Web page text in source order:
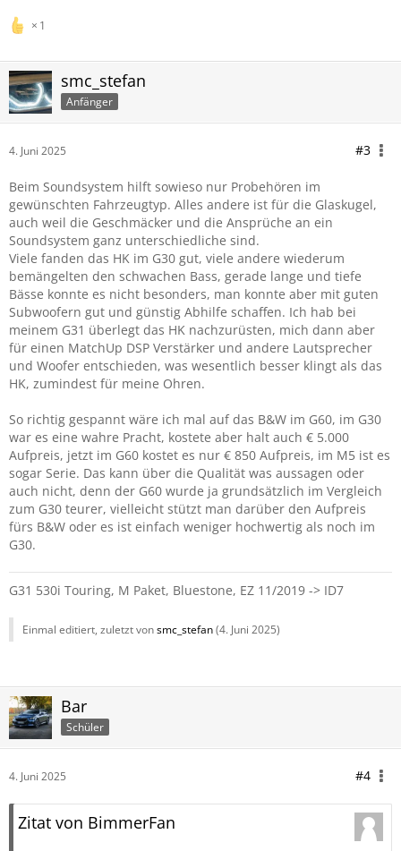
1
smc_stefan
Anfänger
4. Juni 2025 #3
Beim Soundsystem hilft sowieso nur Probehören im
gewünschten Fahrzeugtyp. Alles andere ist für die Glaskugel,
auch weil die Geschmäcker und die Ansprüche an ein
Soundsystem ganz unterschiedliche sind.
Viele fanden das HK im G30 gut, viele andere wiederum
bemängelten den schwachen Bass, gerade lange und tiefe
Bässe konnte es nicht besonders, man konnte aber mit guten
Subwoofern gut und günstig Abhilfe schaffen. Ich hab bei
meinem G31 überlegt das HK nachzurüsten, mich dann aber
für einen MatchUp DSP Verstärker und andere Lautsprecher
und Woofer entschieden, was wesentlich besser klingt als das
HK, zumindest für meine Ohren.
So richtig gespannt wäre ich mal auf das B&W im G60, im G30
war es eine wahre Pracht, kostete aber halt auch € 5.000
Aufpreis, jetzt im G60 kostet es nur € 850 Aufpreis, im M5 ist es
sogar Serie. Das kann über die Qualität was aussagen oder
auch nicht, denn der G60 wurde ja grundsätzlich im Vergleich
zum G30 teurer, vielleicht stützt man darüber den Aufpreis
fürs B&W oder es ist einfach weniger hochwertig als noch im
G30.
G31 530i Touring, M Paket, Bluestone, EZ 11/2019 -> ID7
Einmal editiert, zuletzt vonsmc_stefan(4. Juni 2025)
Bar
Schüler
4. Juni 2025 #4
Zitat von BimmerFan